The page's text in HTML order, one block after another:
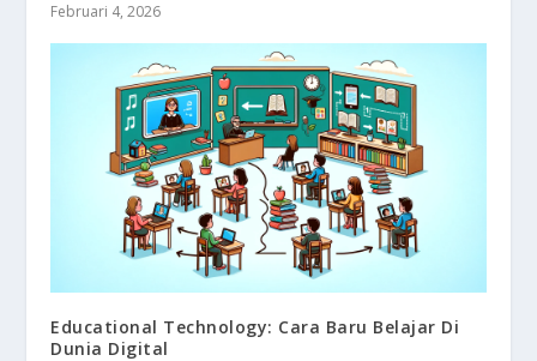
Februari 4, 2026
Educational Technology: Cara Baru Belajar Di
Dunia Digital